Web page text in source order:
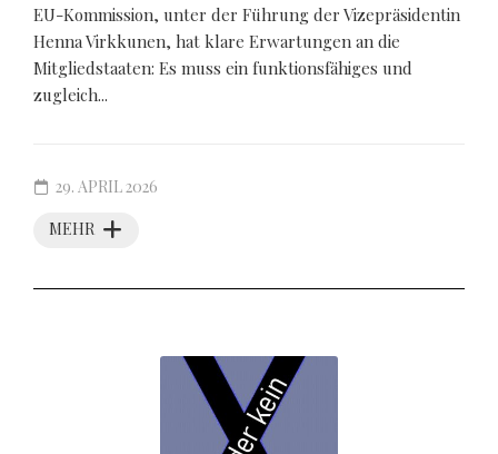
EU-Kommission, unter der Führung der Vizepräsidentin
Henna Virkkunen, hat klare Erwartungen an die
Mitgliedstaaten: Es muss ein funktionsfähiges und
zugleich...
MEHR
29. APRIL 2026